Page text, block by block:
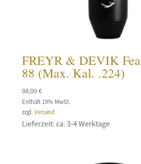
FREYR & DEVIK
88 (Max. Kal. .224)
98,00€
Enthält 19% MwSt.
zzgl. Versand
Lieferzeit: ca. 3-4 Werktage